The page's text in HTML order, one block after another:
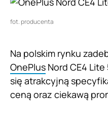
fot. producenta
Na polskim rynku
OnePlus Nord CE4
się atrakcyjną
ceną oraz ciekawą